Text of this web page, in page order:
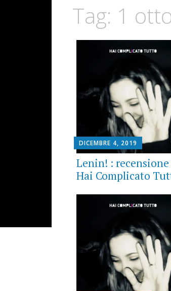
Tag: 1
DICEMBRE 4, 2019
Lenin! :
Hai Complicato